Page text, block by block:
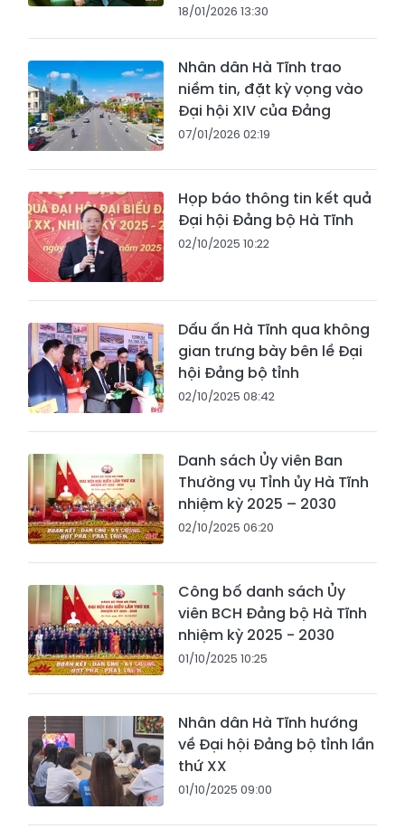
18/01/2026 13:30
Nhân dân Hà Tĩnh trao
niềm tin, đặt kỳ vọng vào
Đại hội XIV của Đảng
07/01/2026 02:19
Họp báo thông tin kết quả
Đại hội Đảng bộ Hà Tĩnh
02/10/2025 10:22
Dấu ấn Hà Tĩnh qua không
gian trưng bày bên lề Đại
hội Đảng bộ tỉnh
02/10/2025 08:42
Danh sách Ủy viên Ban
Thường vụ Tỉnh ủy Hà Tĩnh
nhiệm kỳ 2025 – 2030
02/10/2025 06:20
Công bố danh sách Ủy
viên BCH Đảng bộ Hà Tĩnh
nhiệm kỳ 2025 - 2030
01/10/2025 10:25
Nhân dân Hà Tĩnh hướng
về Đại hội Đảng bộ tỉnh lần
thứ XX
01/10/2025 09:00